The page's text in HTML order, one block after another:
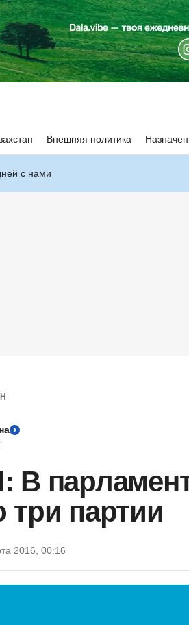
Внешняя политика
с нами
В
партии
2016, 00:16